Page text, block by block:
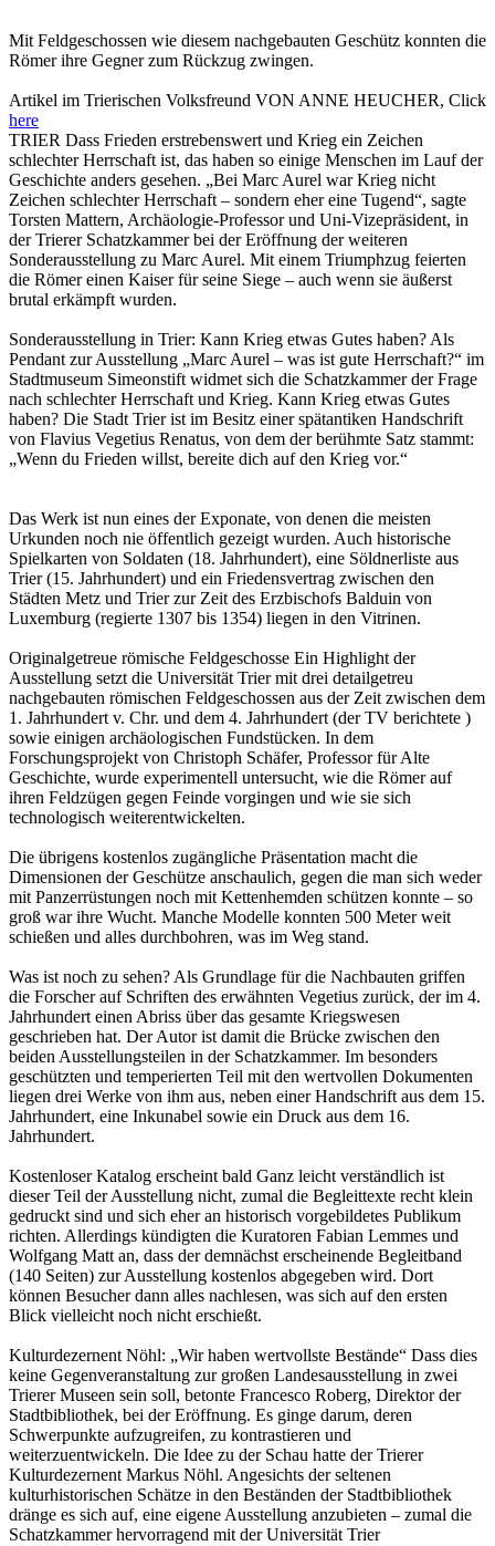
Mit Feldgeschossen wie diesem nachgebauten Geschütz konnten die
Römer ihre Gegner zum Rückzug zwingen.
Artikel im Trierischen Volksfreund VON ANNE HEUCHER, Click
here
TRIER Dass Frieden erstrebenswert und Krieg ein Zeichen
schlechter Herrschaft ist, das haben so einige Menschen im Lauf der
Geschichte anders gesehen. „Bei Marc Aurel war Krieg nicht
Zeichen schlechter Herrschaft – sondern eher eine Tugend“, sagte
Torsten Mattern, Archäologie-Professor und Uni-Vizepräsident, in
der Trierer Schatzkammer bei der Eröffnung der weiteren
Sonderausstellung zu Marc Aurel. Mit einem Triumphzug feierten
die Römer einen Kaiser für seine Siege – auch wenn sie äußerst
brutal erkämpft wurden.
Sonderausstellung in Trier: Kann Krieg etwas Gutes haben? Als
Pendant zur Ausstellung „Marc Aurel – was ist gute Herrschaft?“ im
Stadtmuseum Simeonstift widmet sich die Schatzkammer der Frage
nach schlechter Herrschaft und Krieg. Kann Krieg etwas Gutes
haben? Die Stadt Trier ist im Besitz einer spätantiken Handschrift
von Flavius Vegetius Renatus, von dem der berühmte Satz stammt:
„Wenn du Frieden willst, bereite dich auf den Krieg vor.“
Das Werk ist nun eines der Exponate, von denen die meisten
Urkunden noch nie öffentlich gezeigt wurden. Auch historische
Spielkarten von Soldaten (18. Jahrhundert), eine Söldnerliste aus
Trier (15. Jahrhundert) und ein Friedensvertrag zwischen den
Städten Metz und Trier zur Zeit des Erzbischofs Balduin von
Luxemburg (regierte 1307 bis 1354) liegen in den Vitrinen.
Originalgetreue römische Feldgeschosse Ein Highlight der
Ausstellung setzt die Universität Trier mit drei detailgetreu
nachgebauten römischen Feldgeschossen aus der Zeit zwischen dem
1. Jahrhundert v. Chr. und dem 4. Jahrhundert (der TV berichtete )
sowie einigen archäologischen Fundstücken. In dem
Forschungsprojekt von Christoph Schäfer, Professor für Alte
Geschichte, wurde experimentell untersucht, wie die Römer auf
ihren Feldzügen gegen Feinde vorgingen und wie sie sich
technologisch weiterentwickelten.
Die übrigens kostenlos zugängliche Präsentation macht die
Dimensionen der Geschütze anschaulich, gegen die man sich weder
mit Panzerrüstungen noch mit Kettenhemden schützen konnte – so
groß war ihre Wucht. Manche Modelle konnten 500 Meter weit
schießen und alles durchbohren, was im Weg stand.
Was ist noch zu sehen? Als Grundlage für die Nachbauten griffen
die Forscher auf Schriften des erwähnten Vegetius zurück, der im 4.
Jahrhundert einen Abriss über das gesamte Kriegswesen
geschrieben hat. Der Autor ist damit die Brücke zwischen den
beiden Ausstellungsteilen in der Schatzkammer. Im besonders
geschützten und temperierten Teil mit den wertvollen Dokumenten
liegen drei Werke von ihm aus, neben einer Handschrift aus dem 15.
Jahrhundert, eine Inkunabel sowie ein Druck aus dem 16.
Jahrhundert.
Kostenloser Katalog erscheint bald Ganz leicht verständlich ist
dieser Teil der Ausstellung nicht, zumal die Begleittexte recht klein
gedruckt sind und sich eher an historisch vorgebildetes Publikum
richten. Allerdings kündigten die Kuratoren Fabian Lemmes und
Wolfgang Matt an, dass der demnächst erscheinende Begleitband
(140 Seiten) zur Ausstellung kostenlos abgegeben wird. Dort
können Besucher dann alles nachlesen, was sich auf den ersten
Blick vielleicht noch nicht erschießt.
Kulturdezernent Nöhl: „Wir haben wertvollste Bestände“ Dass dies
keine Gegenveranstaltung zur großen Landesausstellung in zwei
Trierer Museen sein soll, betonte Francesco Roberg, Direktor der
Stadtbibliothek, bei der Eröffnung. Es ginge darum, deren
Schwerpunkte aufzugreifen, zu kontrastieren und
weiterzuentwickeln. Die Idee zu der Schau hatte der Trierer
Kulturdezernent Markus Nöhl. Angesichts der seltenen
kulturhistorischen Schätze in den Beständen der Stadtbibliothek
dränge es sich auf, eine eigene Ausstellung anzubieten – zumal die
Schatzkammer hervorragend mit der Universität Trier